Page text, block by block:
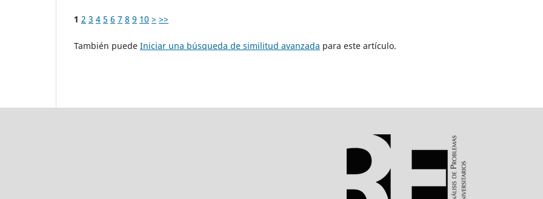
1 2 3 4 5 6 7 8 9 10 > >>
También puede Iniciar una búsqueda de similitud avanzada para este artículo.